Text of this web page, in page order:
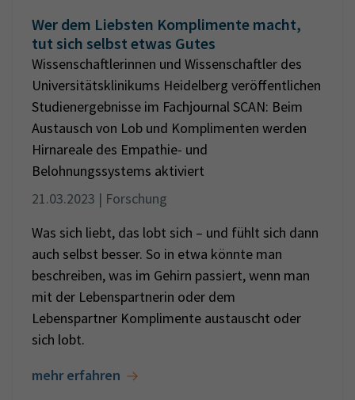
Wer dem Liebsten Komplimente macht,
tut sich selbst etwas Gutes
Wissenschaftlerinnen und Wissenschaftler des
Universitätsklinikums Heidelberg veröffentlichen
Studienergebnisse im Fachjournal SCAN: Beim
Austausch von Lob und Komplimenten werden
Hirnareale des Empathie- und
Belohnungssystems aktiviert
21.03.2023 | Forschung
Was sich liebt, das lobt sich – und fühlt sich dann
auch selbst besser. So in etwa könnte man
beschreiben, was im Gehirn passiert, wenn man
mit der Lebenspartnerin oder dem
Lebenspartner Komplimente austauscht oder
sich lobt.
mehr erfahren